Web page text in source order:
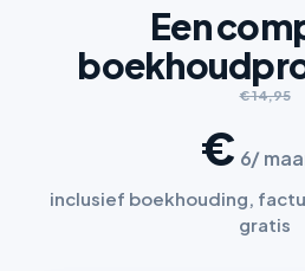
Een
€ 14,95
€ 6/
inclusief boekhouding,
gratis